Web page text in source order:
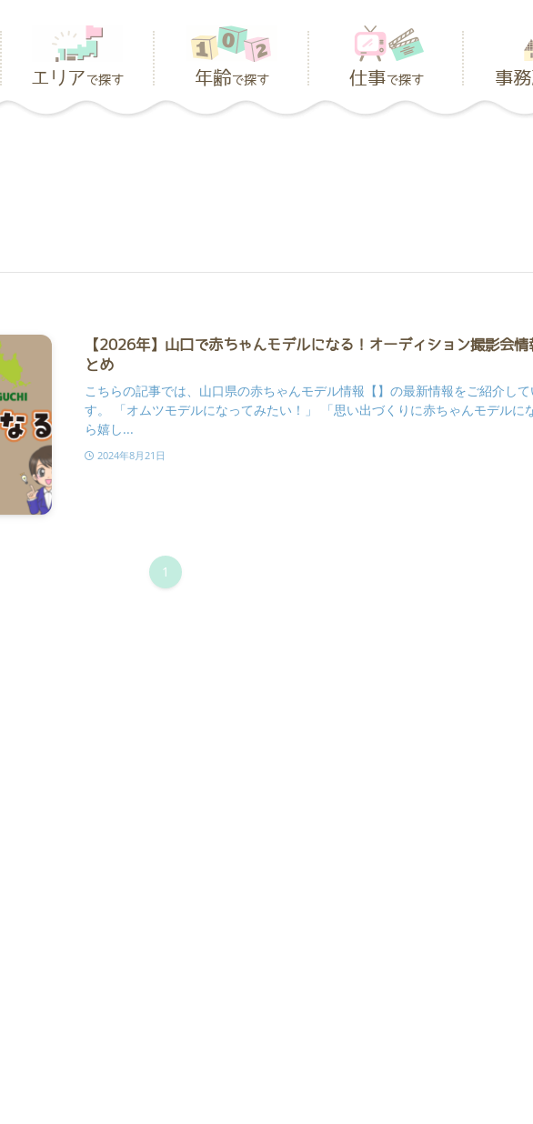
エリア で探す 年齢で探す 仕事で探す 事
【2026年】山口で赤ちゃんモデルになる！オーディション撮影会情
とめ
こちらの記事では、山口県の赤ちゃんモデル情報【】の最新情報をご紹介して
す。 「オムツモデルになってみたい！」 「思い出づくりに赤ちゃんモデルに
ら嬉し...
2024年8月21日
1